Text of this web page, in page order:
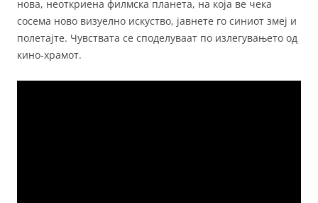
нова, неоткриена филмска планета, на која ве чека
сосема ново визуелно искуство, јавнете го синиот змеј и
полетајте. Чувствата се споделуваат по излегувањето од
кино-храмот.